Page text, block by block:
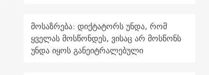
მოსაზრება: დიქტატორს უნდა, რომ
ყველას მოსწონდეს, ვისაც არ მოსწონს
უნდა იყოს განეიტრალებული